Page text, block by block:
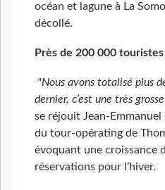
océan et lagune à La
décollé.
Près de 200 000
"Nous avons totalisé plus
dernier, c’est une très
se réjouit Jean-
du tour-opérating de
évoquant une croissance
réservations pour l’hiver.